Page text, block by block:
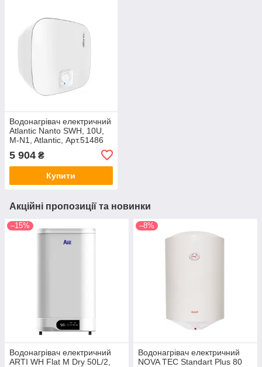
Водонагрівач електричний
Atlantic Nanto SWH, 10U,
M-N1, Atlantic, Арт.51486
5 904 ₴
Купити
Акційні пропозиції та новинки
–15%
Водонагрівач електричний
ARTI WH Flat M Dry 50L/2,
–8%
Водонагрівач електричний
NOVA TEC Standart Plus 80